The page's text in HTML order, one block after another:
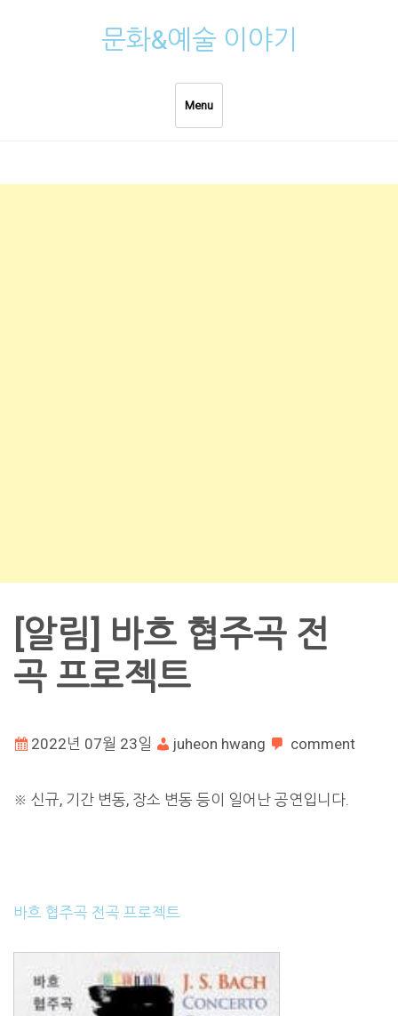
문화&예술 이야기
Menu
[알림] 바흐 협주곡 전
곡 프로젝트
2022년 07월 23일 juheon hwang comment
※ 신규, 기간 변동, 장소 변동 등이 일어난 공연입니다.
바흐 협주곡 전곡 프로젝트